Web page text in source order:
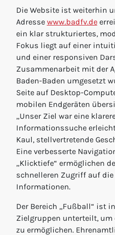
Die Website ist weiterhin
Adresse www.badfv.de
ein klar strukturiertes,
Fokus liegt auf einer
und einer responsiven
Zusammenarbeit mit der
Baden-Baden umgesetzt
Seite auf Desktop-
mobilen Endgeräten
„Unser Ziel war eine
Informationssuche
Kaul, stellvertretende
Eine verbesserte
„Klicktiefe“ ermöglichen
schnelleren Zugriff auf
Informationen.
Der Bereich „Fußball“ ist
Zielgruppen unterteilt, um
zu ermöglichen.